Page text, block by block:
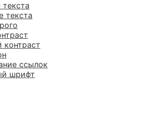
текста
текста
контраст
ссылок
шрифт